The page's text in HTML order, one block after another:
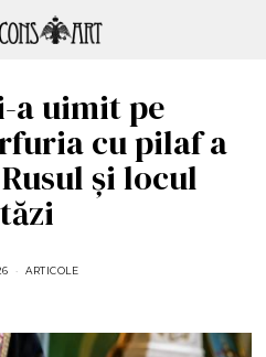
a uimit pe
cu pilaf a
și locul
2
0
ARTICOLE